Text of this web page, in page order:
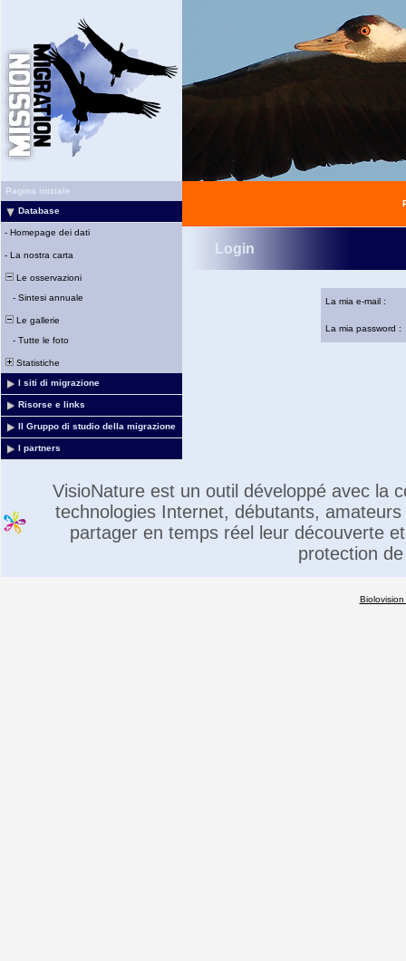
Pagina iniziale
Database
- Homepage dei dati
- La nostra carta
Le osservazioni
- Sintesi annuale
Le gallerie
- Tutte le foto
Statistiche
I siti di migrazione
Risorse e links
Il Gruppo di studio della migrazione
I partners
Login
La mia e-mail :
La mia password :
VisioNature est un outil développé avec la
technologies Internet, débutants,
partager en temps réel leur découverte
protection
Biolovision